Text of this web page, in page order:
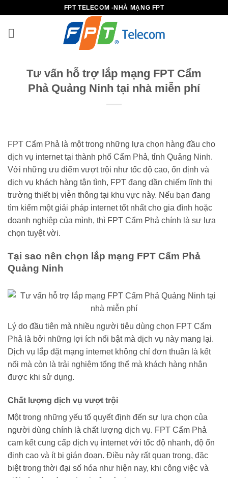
nội
FPT TELECOM -NHÀ MẠNG FPT
Tư vấn hỗ trợ lắp mạng FPT Cẩm
Phả Quảng Ninh tại nhà miễn phí
FPT Cẩm Phả là một trong những lựa chọn hàng đầu cho
dịch vụ internet tại thành phố Cẩm Phả, tỉnh Quảng Ninh.
Với những ưu điểm vượt trội như tốc độ cao, ổn định và
dịch vụ khách hàng tận tình, FPT đang dần chiếm lĩnh thị
trường thiết bị viễn thông tại khu vực này. Nếu bạn đang
tìm kiếm một giải pháp internet tốt nhất cho gia đình hoặc
doanh nghiệp của mình, thì FPT Cẩm Phả chính là sự lựa
chọn tuyệt vời.
Tại sao nên chọn lắp mạng FPT Cẩm Phả
Quảng Ninh
Lý do đầu tiên mà nhiều người tiêu dùng chọn FPT Cẩm
Phả là bởi những lợi ích nổi bật mà dịch vụ này mang lại.
Dịch vụ lắp đặt mạng internet không chỉ đơn thuần là kết
nối mà còn là trải nghiệm tổng thể mà khách hàng nhận
được khi sử dụng.
Chất lượng dịch vụ vượt trội
Một trong những yếu tố quyết định đến sự lựa chọn của
người dùng chính là chất lượng dịch vụ. FPT Cẩm Phả
cam kết cung cấp dịch vụ internet với tốc độ nhanh, độ ổn
định cao và ít bị gián đoạn. Điều này rất quan trọng, đặc
biệt trong thời đại số hóa như hiện nay, khi công việc và